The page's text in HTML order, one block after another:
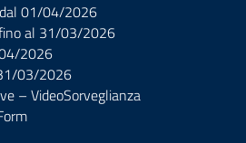
dal 01/04/2026
al 31/03/2026
2026
03/2026
– VideoSorveglianza